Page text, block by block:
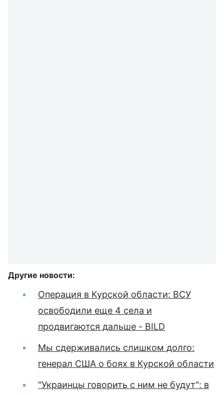
Другие новости:
Операция в Курской области: ВСУ
освободили еще 4 села и
продвигаются дальше - BILD
Мы сдерживались слишком долго:
генерал США о боях в Курской области
"Украинцы говорить с ним не будут": в